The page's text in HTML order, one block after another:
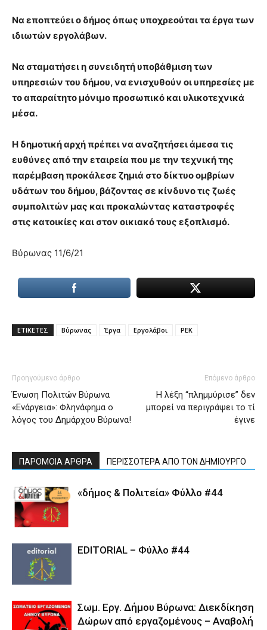
Να εποπτεύει ο δήμος όπως υποχρεούται τα έργα των
ιδιωτών εργολάβων.
Να σταματήσει η συνειδητή υποβάθμιση των
υπηρεσιών του δήμου, να ενισχυθούν οι υπηρεσίες με
το απαραίτητο μόνιμο προσωπικό και υλικοτεχνικά
μέσα.
Η δημοτική αρχή πρέπει να αναζητήσει άμεσα τις
ευθύνες από την εταιρεία που με την τεχνική της
παρέμβαση προκάλεσε ζημιά στο δίκτυο ομβρίων
υδάτων του δήμου, βάζοντας σε κίνδυνο τις ζωές
συμπολιτών μας και προκαλώντας καταστροφές
στις κατοικίες και στον οικιακό τους εξοπλισμό.
Βύρωνας 11/6/21
ΕΤΙΚΕΤΕΣ Βύρωνας Έργα Εργολάβοι ΡΕΚ
Προηγούμενο άρθρο
Ένωση Πολιτών Βύρωνα
«Ενάργεια»: Φληνάφημα ο
λόγος του Δημάρχου Βύρωνα!
Επόμενο άρθρο
Η λέξη “πλημμύρισε” δεν
μπορεί να περιγράψει το τί
έγινε
ΠΑΡΟΜΟΙΑ ΑΡΘΡΑ ΠΕΡΙΣΣΟΤΕΡΑ ΑΠΟ ΤΟΝ ΔΗΜΙΟΥΡΓΟ
«δήμος & Πολιτεία» Φύλλο #44
EDITORIAL – Φύλλο #44
Σωμ. Εργ. Δήμου Βύρωνα: Διεκδίκηση
Δώρων από εργαζομένους – Αναβολή